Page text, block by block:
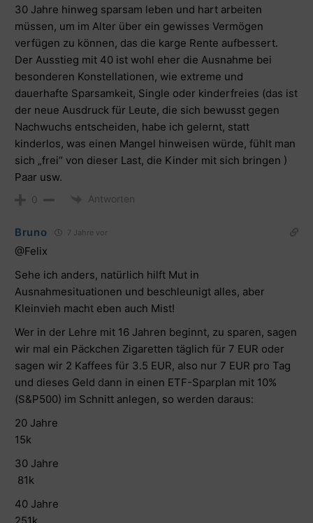
30 Jahre hinweg sparsam leben und hart arbeiten
müssen, um im Alter über ein gewisses Vermögen
verfügen zu können, das die karge Rente aufbessert.
Der Ausstieg mit 40 ist wohl eher die Ausnahme bei
besonderen Konstellationen, wie extreme und
dauerhafte Sparsamkeit, Single oder kinderfreies (das ist
der neue Ausdruck für Leute, die sich bewusst gegen
Nachwuchs entscheiden, habe ich gelernt, statt
kinderlos, was einen Mangel hinweisen würde, fühlt man
sich „frei“ von dieser Last, die Kinder mit sich bringen )
Paar usw.
0 Antworten
Bruno 7 Jahre vor
@Felix
Sehe ich anders, natürlich hilft Mut in
Ausnahmesituationen und beschleunigt alles, aber
Kleinvieh macht eben auch Mist!
Wer in der Lehre mit 16 Jahren beginnt, zu sparen, sagen
wir mal ein Päckchen Zigaretten täglich für 7 EUR oder
sagen wir 2 Kaffees für 3.5 EUR, also nur 7 EUR pro Tag
und dieses Geld dann in einen ETF-Sparplan mit 10%
(S&P500) im Schnitt anlegen, so werden daraus:
20 Jahre
15k
30 Jahre
81k
40 Jahre